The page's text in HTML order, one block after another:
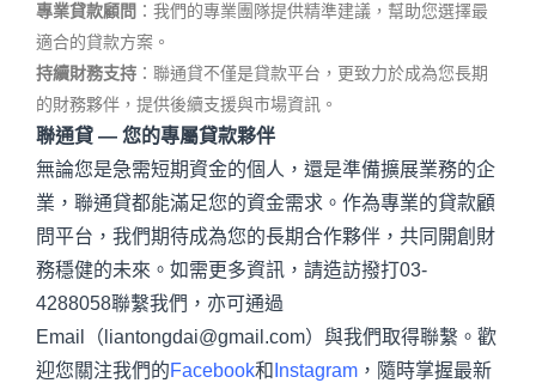
專業貸款顧問 ：我們的專業團隊提供精準建議，幫助您選擇最
適合的貸款方案。
持續財務支持 ：聯通貸不僅是貸款平台，更致力於成為您長期
的財務夥伴，提供後續支援與市場資訊。
聯通貸 — 您的專屬貸款夥伴
無論您是急需短期資金的個人，還是準備擴展業務的企
業，聯通貸都能滿足您的資金需求。作為專業的貸款顧
問平台，我們期待成為您的長期合作夥伴，共同開創財
務穩健的未來。如需更多資訊，請造訪撥打03-
4288058聯繫我們，亦可通過
Email（liantongdai@gmail.com）與我們取得聯繫。歡
迎您關注我們的Facebook和 Instagram ，隨時掌握最新